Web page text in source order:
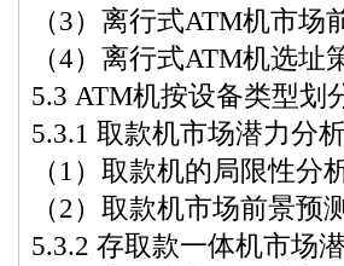
（3）离行式ATM机市场
（4）离行式ATM机选址
5.3 ATM机按设备类型划
5.3.1 取款机市场潜力分
（1）取款机的局限性分
（2）取款机市场前景预测
5.3.2 存取款一体机市场